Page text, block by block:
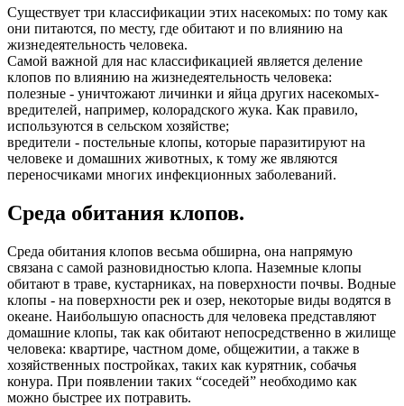
Существует три классификации этих насекомых: по тому как
они питаются, по месту, где обитают и по влиянию на
жизнедеятельность человека.
Самой важной для нас классификацией является деление
клопов по влиянию на жизнедеятельность человека:
полезные - уничтожают личинки и яйца других насекомых-
вредителей, например, колорадского жука. Как правило,
используются в сельском хозяйстве;
вредители - постельные клопы, которые паразитируют на
человеке и домашних животных, к тому же являются
переносчиками многих инфекционных заболеваний.
Среда обитания клопов.
Среда обитания клопов весьма обширна, она напрямую
связана с самой разновидностью клопа. Наземные клопы
обитают в траве, кустарниках, на поверхности почвы. Водные
клопы - на поверхности рек и озер, некоторые виды водятся в
океане. Наибольшую опасность для человека представляют
домашние клопы, так как обитают непосредственно в жилище
человека: квартире, частном доме, общежитии, а также в
хозяйственных постройках, таких как курятник, собачья
конура. При появлении таких “соседей” необходимо как
можно быстрее их потравить.